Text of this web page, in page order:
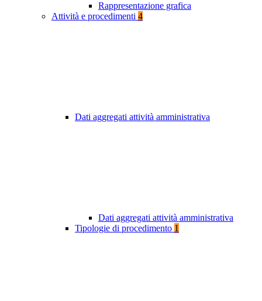
Rappresentazione grafica
Attività e procedimenti 4
Dati aggregati attività amministrativa
Dati aggregati attività amministrativa
Tipologie di procedimento 1